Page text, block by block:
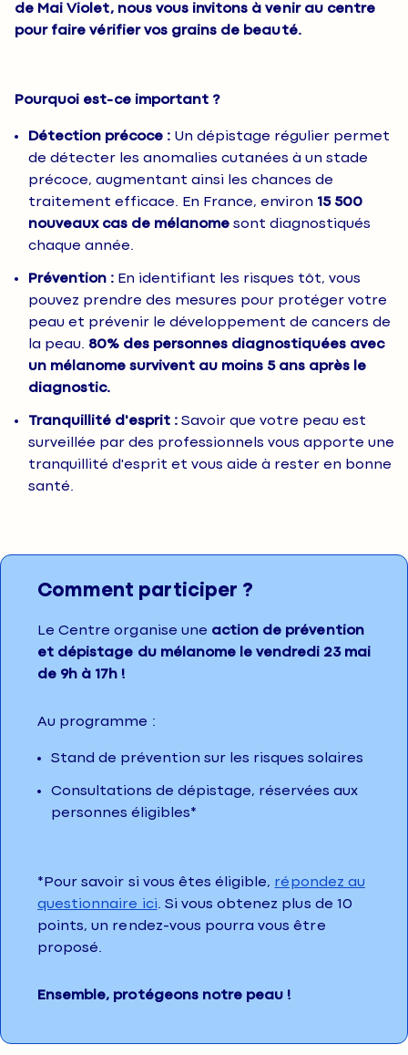
de Mai Violet, nous vous invitons à venir au centre
pour faire vérifier vos grains de beauté.
Pourquoi est-ce important ?
Détection précoce : Un dépistage régulier permet
de détecter les anomalies cutanées à un stade
précoce, augmentant ainsi les chances de
traitement efficace. En France, environ 15 500
nouveaux cas de mélanome sont diagnostiqués
chaque année.
Prévention : En identifiant les risques tôt, vous
pouvez prendre des mesures pour protéger votre
peau et prévenir le développement de cancers de
la peau. 80% des personnes diagnostiquées avec
un mélanome survivent au moins 5 ans après le
diagnostic.
Tranquillité d'esprit : Savoir que votre peau est
surveillée par des professionnels vous apporte une
tranquillité d'esprit et vous aide à rester en bonne
santé.
Comment participer ?
Le Centre organise une action de prévention
et dépistage du mélanome le vendredi 23 mai
de 9h à 17h !
Au programme :
Stand de prévention sur les risques solaires
Consultations de dépistage, réservées aux
personnes éligibles*
*Pour savoir si vous êtes éligible, répondez au
questionnaire ici. Si vous obtenez plus de 10
points, un rendez-vous pourra vous être
proposé.
Ensemble, protégeons notre peau !